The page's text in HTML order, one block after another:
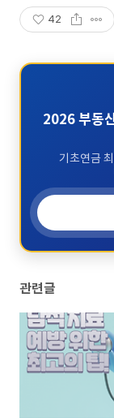
42
2026 부동
기초연금
관련글